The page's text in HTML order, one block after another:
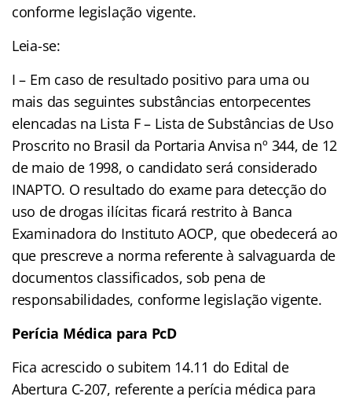
conforme legislação vigente.
Leia-se:
I – Em caso de resultado positivo para uma ou
mais das seguintes substâncias entorpecentes
elencadas na Lista F – Lista de Substâncias de Uso
Proscrito no Brasil da Portaria Anvisa nº 344, de 12
de maio de 1998, o candidato será considerado
INAPTO. O resultado do exame para detecção do
uso de drogas ilícitas ficará restrito à Banca
Examinadora do Instituto AOCP, que obedecerá ao
que prescreve a norma referente à salvaguarda de
documentos classificados, sob pena de
responsabilidades, conforme legislação vigente.
Perícia Médica para PcD
Fica acrescido o subitem 14.11 do Edital de
Abertura C-207, referente a perícia médica para